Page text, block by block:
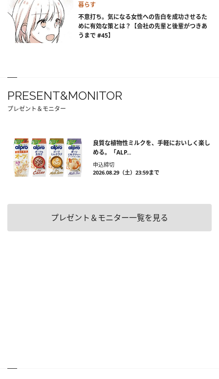
暮らす
不意打ち。気になる女性への告白を成功させるた
めに有効な策とは？【会社の先輩と後輩がつきあ
うまで #45】
PRESENT&MONITOR
プレゼント＆モニター
良質な植物性ミルクを、手軽においしく楽し
める。「ALP...
申込締切
2026.08.29（土）23:59まで
プレゼント＆モニター一覧を見る